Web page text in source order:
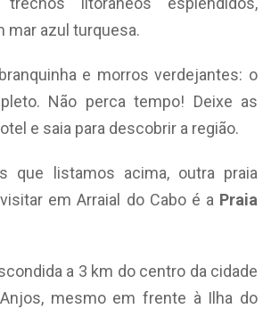
mar azul turquesa.
e morros verdejantes: o
Não perca tempo! Deixe as
e saia para descobrir a região.
que listamos acima, outra praia
em Arraial do Cabo é a Praia
a 3 km do centro da cidade
mesmo em frente à Ilha do